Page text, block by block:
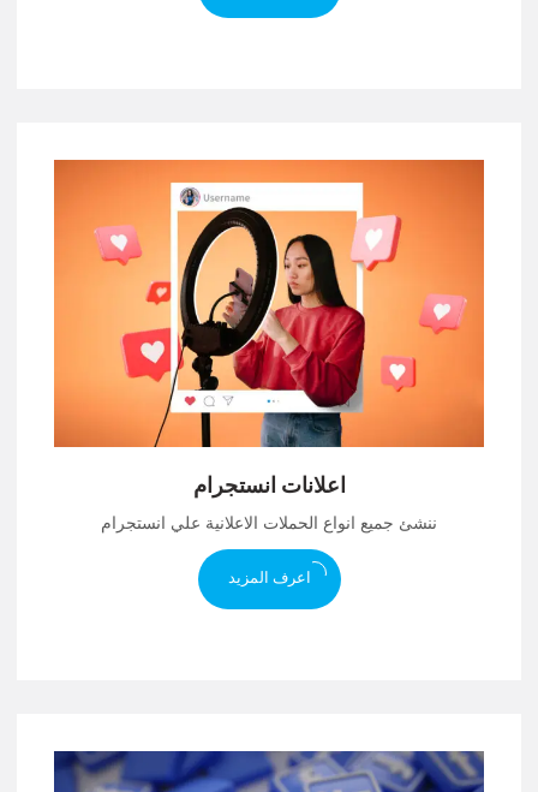
اعلانات انستجرام
ننشئ جميع انواع الحملات الاعلانية علي انستجرام
اعرف المزيد